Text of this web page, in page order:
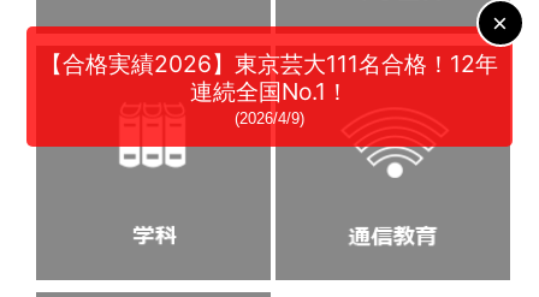
×
【合格実績2026】東京芸大111名合格！12年
連続全国No.1！
(2026/4/9)